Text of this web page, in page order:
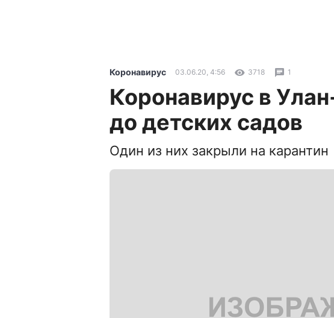
Коронавирус 03.06.20, 4:56 3718 1
Коронавирус в
до детских садов
Один из них закрыли на карантин